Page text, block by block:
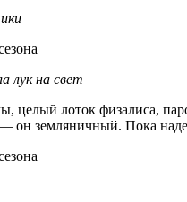
лук на свет
целый лоток физалиса,
— он земляничный. Пока